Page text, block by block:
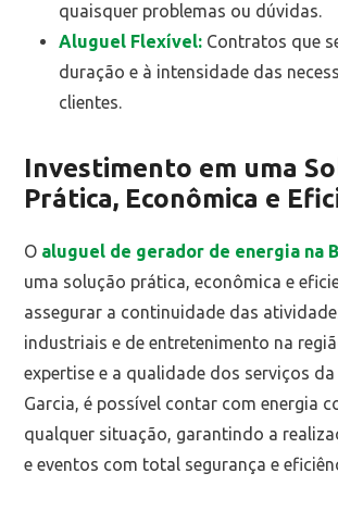
quaisquer problemas ou dúvidas.
Aluguel Flexível: Contratos que
duração e à intensidade das
clientes.
Investimento em uma
Prática, Econômica e
O aluguel de gerador de energia na
uma solução prática, econômica e
assegurar a continuidade das
industriais e de entretenimento na
expertise e a qualidade dos serviços
Garcia, é possível contar com energia
qualquer situação, garantindo a
e eventos com total segurança e